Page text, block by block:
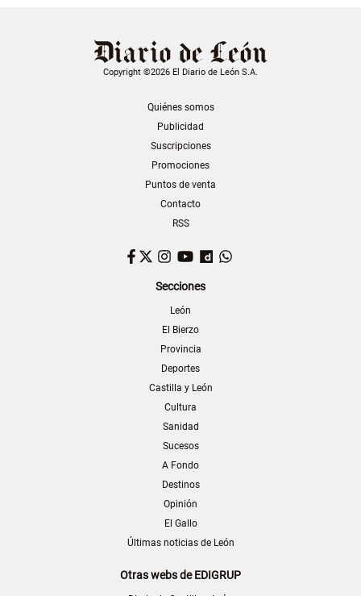
Copyright ©2026 El Diario de León S.A.
Quiénes somos
Publicidad
Suscripciones
Promociones
Puntos de venta
Contacto
RSS
Facebook
TwitterInstagram
YouTubeDailymotion
Secciones
León
El Bierzo
Provincia
Deportes
Castilla y León
Cultura
Sanidad
Sucesos
A Fondo
Destinos
Opinión
El Gallo
Últimas noticias de León
Otras webs de EDIGRUP